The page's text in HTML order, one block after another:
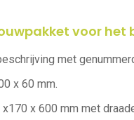
voor
met
x 60 mm.
x170 x 600 mm met